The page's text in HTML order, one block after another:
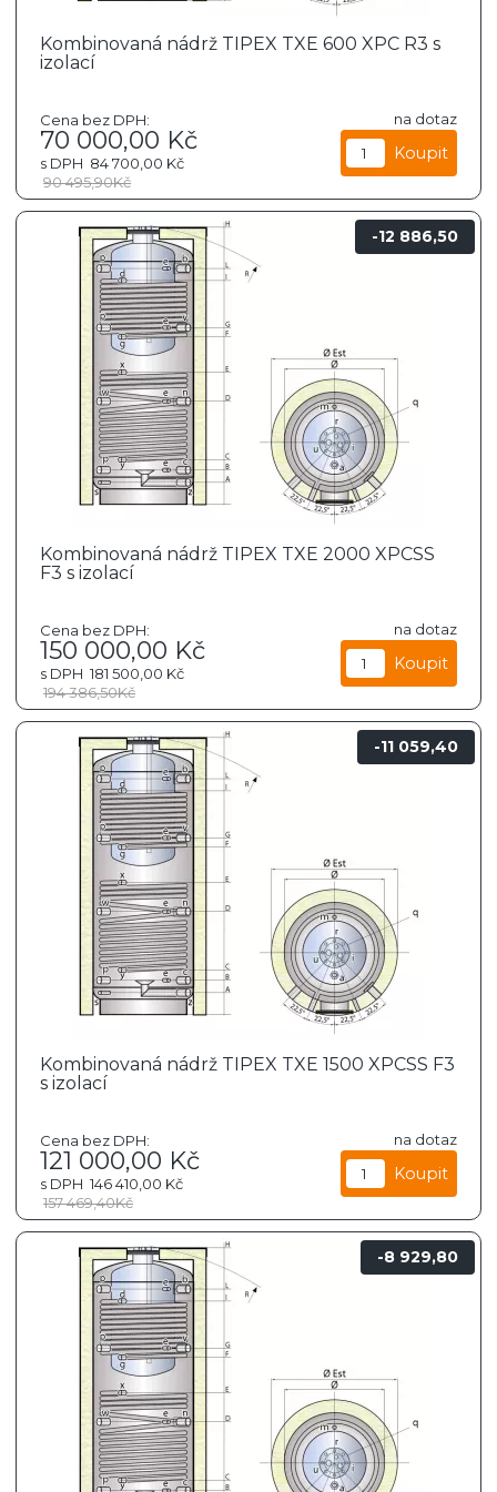
Kombinovaná nádrž TIPEX TXE 600 XPC R3 s
izolací
na dotaz
Cena bez DPH:
70 000,00 Kč
s DPH 84 700,00 Kč
90 495,90Kč
Kombinovaná nádrž TIPEX TXE 2000 XPCSS
F3 s izolací
na dotaz
Cena bez DPH:
150 000,00 Kč
s DPH 181 500,00 Kč
12 886,50
194 386,50Kč
Kombinovaná nádrž TIPEX TXE 1500 XPCSS F3
s izolací
na dotaz
Cena bez DPH:
121 000,00 Kč
s DPH 146 410,00 Kč
11 059,40
157 469,40Kč
8 929,80